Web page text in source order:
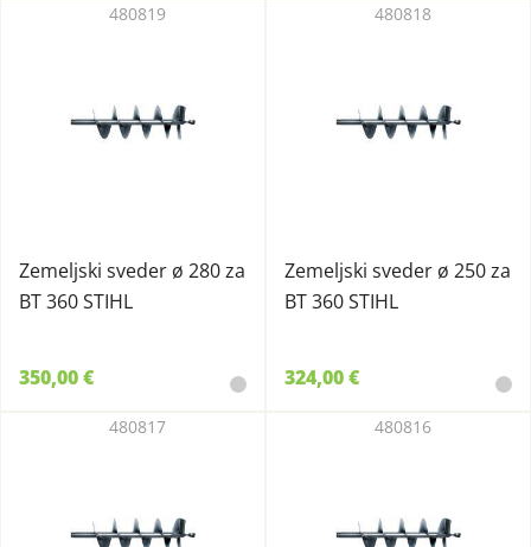
Zemeljski sveder ø 280 za
BT 360 STIHL
480819
350,00 €
Zemeljski sveder ø 250 za
BT 360 STIHL
480818
324,00 €
480817 480816